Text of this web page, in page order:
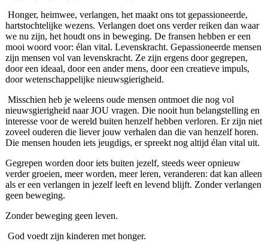
Honger, heimwee, verlangen, het maakt ons tot gepassioneerde,
hartstochtelijke wezens. Verlangen doet ons verder reiken dan waar
we nu zijn, het houdt ons in beweging. De fransen hebben er een
mooi woord voor: élan vital. Levenskracht. Gepassioneerde mensen
zijn mensen vol van levenskracht. Ze zijn ergens door gegrepen,
door een ideaal, door een ander mens, door een creatieve impuls,
door wetenschappelijke nieuwsgierigheid.
Misschien heb je weleens oude mensen ontmoet die nog vol
nieuwsgierigheid naar JOU vragen. Die nooit hun belangstelling en
interesse voor de wereld buiten henzelf hebben verloren. Er zijn niet
zoveel ouderen die liever jouw verhalen dan die van henzelf horen.
Die mensen houden iets jeugdigs, er spreekt nog altijd élan vital uit.
Gegrepen worden door iets buiten jezelf, steeds weer opnieuw
verder groeien, meer worden, meer leren, veranderen: dat kan alleen
als er een verlangen in jezelf leeft en levend blijft. Zonder verlangen
geen beweging.
Zonder beweging geen leven.
God voedt zijn kinderen met honger.